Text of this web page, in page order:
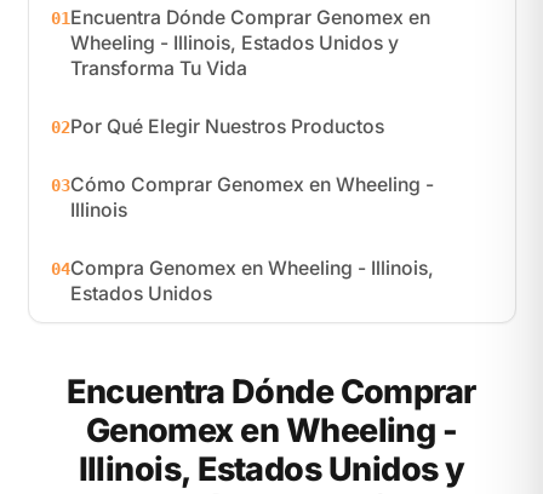
01Encuentra Dónde Comprar Genomex en
Wheeling - Illinois, Estados Unidos y
Transforma Tu Vida
02Por Qué Elegir Nuestros Productos
03Cómo Comprar Genomex en Wheeling -
Illinois
04Compra Genomex en Wheeling - Illinois,
Estados Unidos
Encuentra Dónde Comprar
Genomex en Wheeling -
Illinois, Estados Unidos y